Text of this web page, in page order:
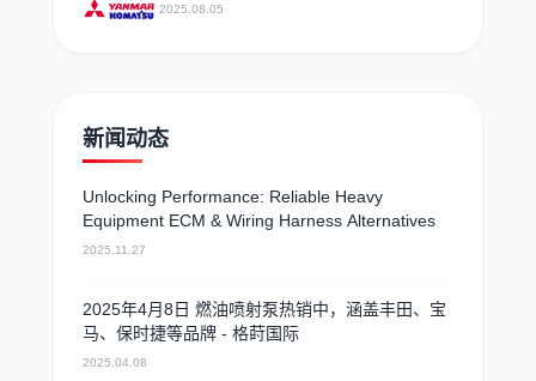
2025.08.05
新闻动态
Unlocking Performance: Reliable Heavy
Equipment ECM & Wiring Harness Alternatives
2025.11.27
2025年4月8日 燃油喷射泵热销中，涵盖丰田、宝
马、保时捷等品牌 - 格莳国际
2025.04.08